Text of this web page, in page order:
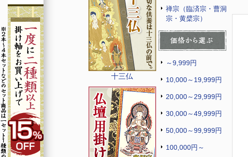
十三仏
禅宗（臨済宗・曹洞
宗・黄檗宗）
～9,999円
10,000～19,999円
20,000～29,999円
30,000～49,999円
50,000～99,999円
100,000円～